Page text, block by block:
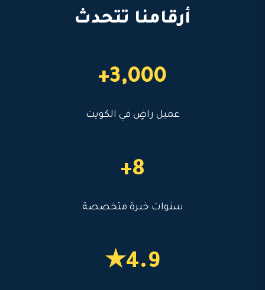
أرقامنا تتحدث
3,000+
عميل راضٍ في الكويت
8+
سنوات خبرة متخصصة
4.9★